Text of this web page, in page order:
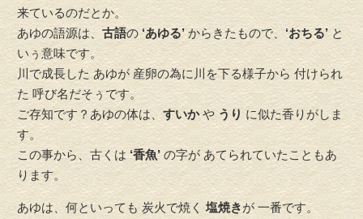
来ているのだとか。
あゆの語源は、 古語の‘あゆる’からきたもので、 ‘おちる’ と
いぅ意味です。
川で成長した あゆが 産卵の為に川を下る様子から 付けられ
た 呼び名だそぅです。
ご存知です？あゆの体は、すいかや うり に似た香りがしま
す。
この事から、古くは‘香魚’ の字が あてられていたこともあ
ります。
あゆは、何といっても 炭火で焼く塩焼きが 一番です。